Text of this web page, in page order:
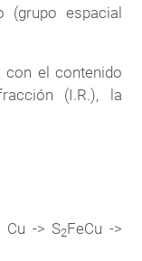
(grupo espacial
con el contenido
(I.R.), la
Cu -> S2FeCu ->